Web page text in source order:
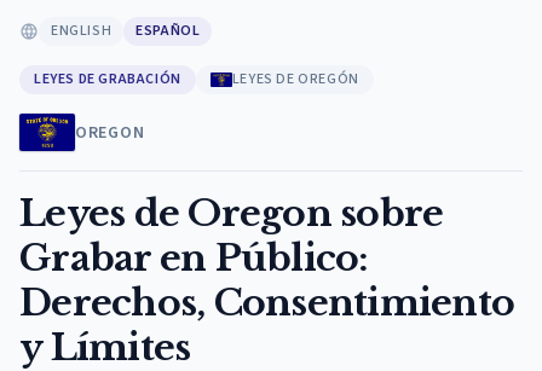
ENGLISH ESPAÑOL
LEYES DE GRABACIÓN LEYES DE OREGÓN
OREGON
Leyes de Oregon sobre
Grabar en Público:
Derechos, Consentimiento
y Límites